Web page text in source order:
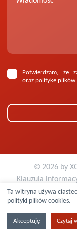
Potwierdzam, że
oraz politykę plików
© 2026 by
Klauzula
Ta witryna używa
polityki plików cookies.
Akceptuję Czytaj